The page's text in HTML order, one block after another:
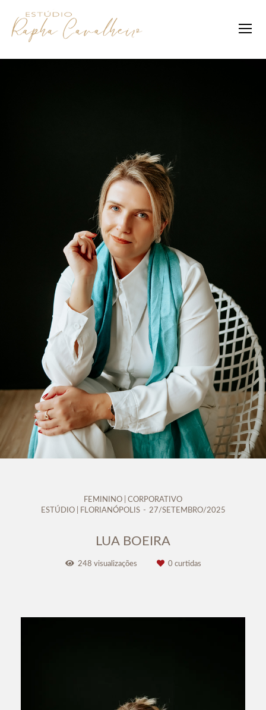
FEMININO | CORPORATIVO
ESTÚDIO | FLORIANÓPOLIS
27/SETEMBRO/2025
LUA BOEIRA
248 visualizações 0 curtidas